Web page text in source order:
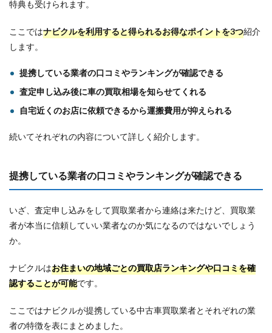
特典も受けられます。
ここではナビクルを利用すると得られるお得なポイントを3つ紹介
します。
提携している業者の口コミやランキングが確認できる
査定申し込み後に車の買取相場を知らせてくれる
自宅近くのお店に依頼できるから運搬費用が抑えられる
続いてそれぞれの内容について詳しく紹介します。
提携している業者の口コミやランキングが確認できる
いざ、査定申し込みをして買取業者から連絡は来たけど、買取業
者が本当に信頼していい業者なのか気になるのではないでしょう
か。
ナビクルはお住まいの地域ごとの買取店ランキングや口コミを確
認することが可能です。
ここではナビクルが提携している中古車買取業者とそれぞれの業
者の特徴を表にまとめました。